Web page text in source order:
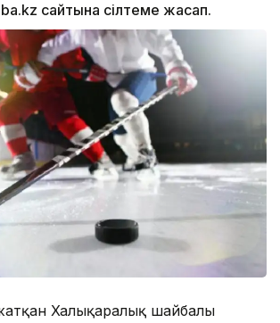
сайтына сілтеме жасап.
Халықаралық шайбалы